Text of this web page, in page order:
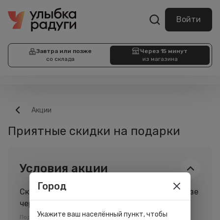
Войти
Завтра или позже
со склада
Через 15 минут
из магазина
Акции
Приятные скидки на подарки
Условия акции
Скидка 30% на подарочные наборы при заказе
через мобильное приложение.
Подробности об условиях акции и её организаторе вы
Город
Укажите ваш населённый пункт, чтобы